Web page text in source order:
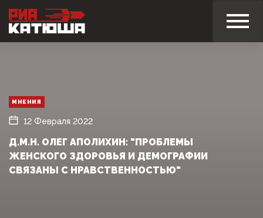
МНЕНИЯ
12 Февраля 2022
Д.М.Н. ОЛЕГ АПОЛИХИН: "ПРОБЛЕМЫ
ЖЕНСКОГО ЗДОРОВЬЯ И ДЕМОГРАФИИ
СВЯЗАНЫ С НРАВСТВЕННОСТЬЮ"